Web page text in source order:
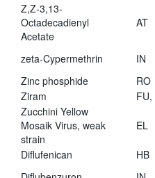
Z,Z-3,13-
Octadecadienyl
Acetate
AT
zeta-Cypermethrin IN
Zinc phosphide
RO
Ziram
FU,
Zucchini Yellow
Mosaik Virus, weak
strain
EL
Diflufenican HB